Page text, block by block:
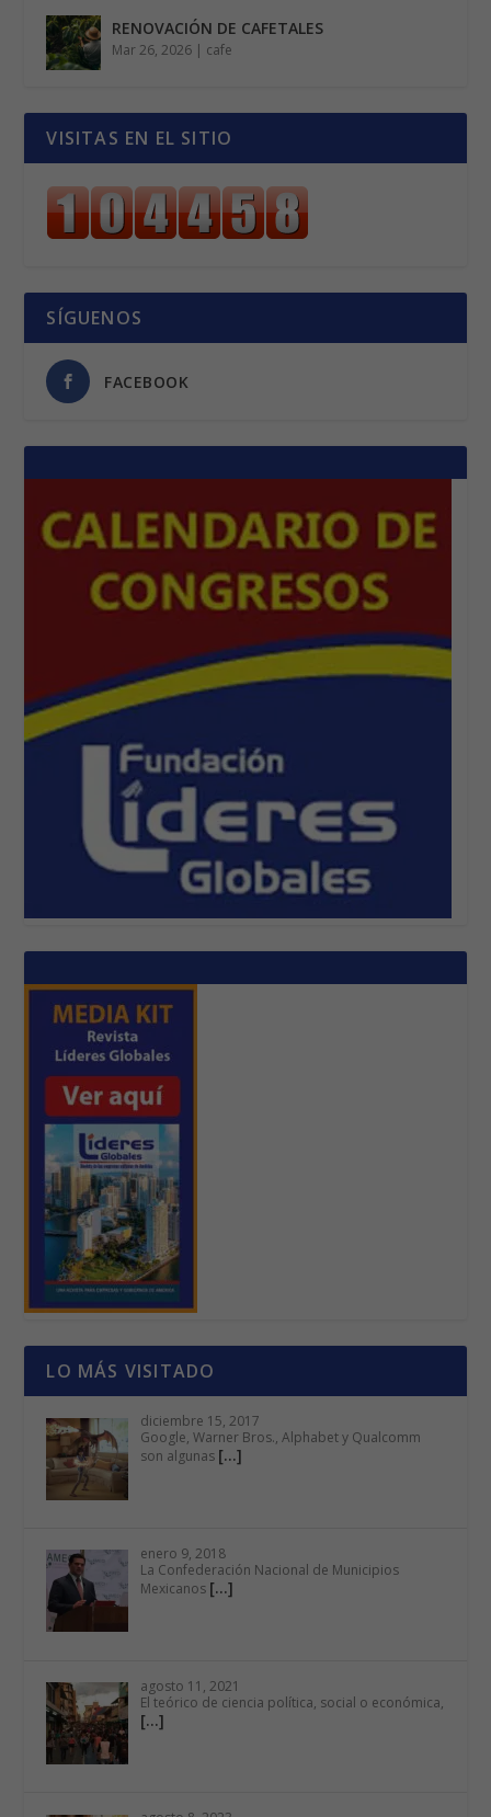
RENOVACIÓN DE CAFETALES
Mar 26, 2026 | cafe
VISITAS EN EL SITIO
SÍGUENOS
FACEBOOK
LO MÁS VISITADO
diciembre 15, 2017
Google, Warner Bros., Alphabet y Qualcomm
son algunas […]
enero 9, 2018
La Confederación Nacional de Municipios
Mexicanos […]
agosto 11, 2021
El teórico de ciencia política, social o económica,
[…]